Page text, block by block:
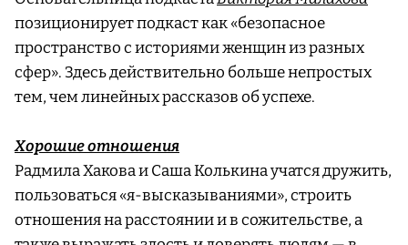
позиционирует подкаст как «безопасное
пространство с историями женщин из разных
сфер». Здесь действительно больше непростых
тем, чем линейных рассказов об успехе.
Хорошие отношения
Радмила Хакова и Саша Колькина учатся дружить,
пользоваться «я-высказываниями», строить
отношения на расстоянии и в сожительстве, а